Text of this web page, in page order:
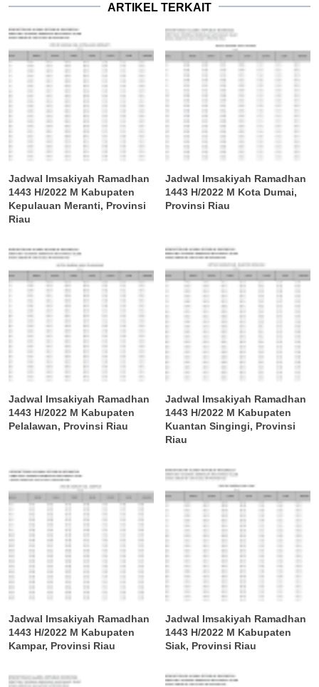
ARTIKEL TERKAIT
Jadwal Imsakiyah Ramadhan
1443 H/2022 M Kabupaten
Kepulauan Meranti, Provinsi
Riau
Jadwal Imsakiyah Ramadhan
1443 H/2022 M Kota Dumai,
Provinsi Riau
Jadwal Imsakiyah Ramadhan
1443 H/2022 M Kabupaten
Pelalawan, Provinsi Riau
Jadwal Imsakiyah Ramadhan
1443 H/2022 M Kabupaten
Kuantan Singingi, Provinsi
Riau
Jadwal Imsakiyah Ramadhan
1443 H/2022 M Kabupaten
Kampar, Provinsi Riau
Jadwal Imsakiyah Ramadhan
1443 H/2022 M Kabupaten
Siak, Provinsi Riau